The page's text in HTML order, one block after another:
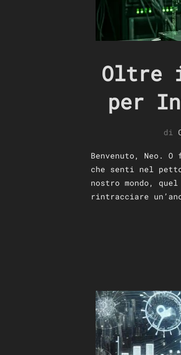
Oltre
per
di
Benvenuto, Neo.
che senti nel
nostro mondo,
rintracciare